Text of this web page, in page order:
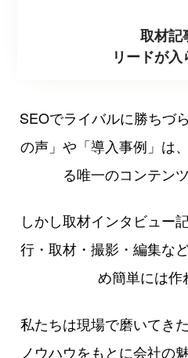
取材記
リードが
SEOでライバルに勝ちづ
の声」や「導入事例」は、
る唯一のコンテン
しかし取材インタビュー記
行・取材・撮影・編集など
め簡単には作
私たちは現場で磨いてき
ノウハウをもとに会社の